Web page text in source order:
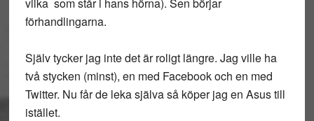
förhandlingarna.
Själv tycker jag inte det är roligt längre. Jag ville ha
två stycken (minst), en med Facebook och en med
Twitter. Nu får de leka själva så köper jag en Asus till
istället.